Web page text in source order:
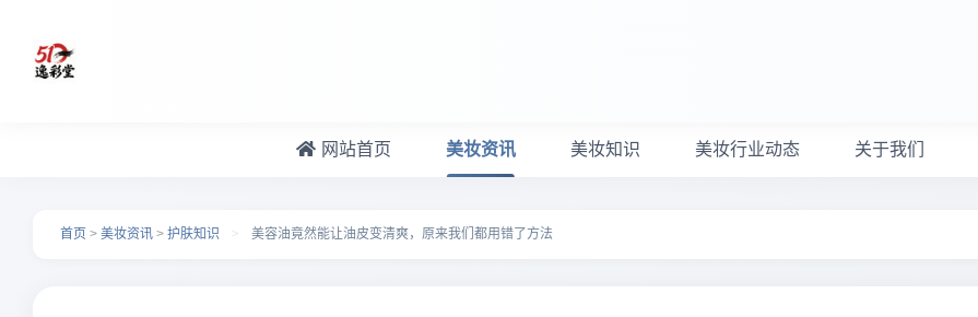
网站首页 美妆资讯 美妆知识 美妆行业动态 关于我们
首页 > 美妆资讯 > 护肤知识 > 美容油竟然能让油皮变清爽，原来我们都用错了方法